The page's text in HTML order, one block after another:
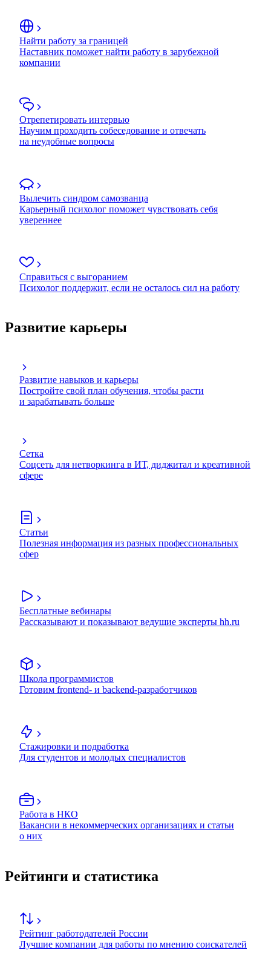
Найти работу за границей
Наставник поможет найти работу в зарубежной
компании
Отрепетировать интервью
Научим проходить собеседование и отвечать
на неудобные вопросы
Вылечить синдром самозванца
Карьерный психолог поможет чувствовать себя
увереннее
Справиться с выгоранием
Психолог поддержит, если не осталось сил на работу
Развитие карьеры
Развитие навыков и карьеры
Постройте свой план обучения, чтобы расти
и зарабатывать больше
Сетка
Соцсеть для нетворкинга в ИТ, диджитал и креативной
сфере
Статьи
Полезная информация из разных профессиональных
сфер
Бесплатные вебинары
Рассказывают и показывают ведущие эксперты hh.ru
Школа программистов
Готовим frontend- и backend-разработчиков
Стажировки и подработка
Для студентов и молодых специалистов
Работа в НКО
Вакансии в некоммерческих организациях и статьи
о них
Рейтинги и статистика
Рейтинг работодателей России
Лучшие компании для работы по мнению соискателей